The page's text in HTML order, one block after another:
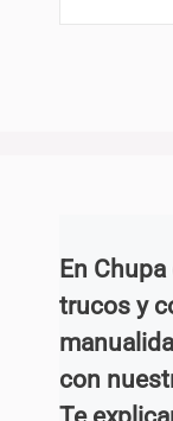
En
trucos y
con